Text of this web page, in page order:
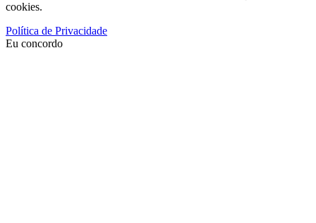
cookies.
Política de Privacidade
Eu concordo